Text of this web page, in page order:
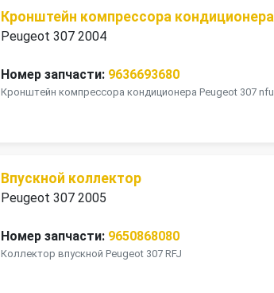
Кронштейн компрессора кондиционера
Peugeot 307 2004
Номер запчасти: 9636693680
Кронштейн компрессора кондиционера Peugeot 307 nfu
Впускной коллектор
Peugeot 307 2005
Номер запчасти: 9650868080
Коллектор впускной Peugeot 307 RFJ